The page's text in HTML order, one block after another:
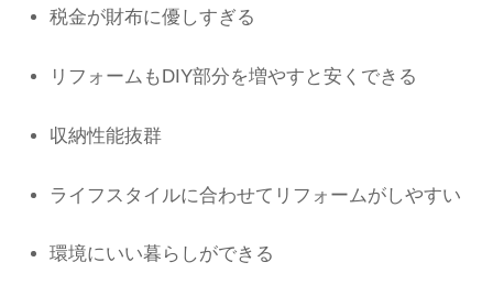
税金が財布に優しすぎる
リフォームもDIY部分を増やすと安くできる
収納性能抜群
ライフスタイルに合わせてリフォームがしやすい
環境にいい暮らしができる